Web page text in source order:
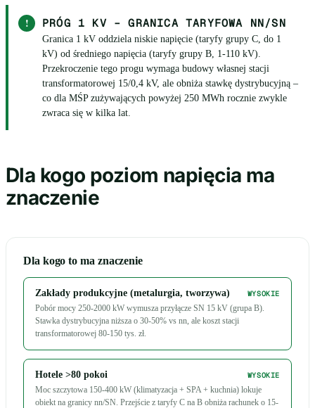
! PRÓG 1 KV – GRANICA TARYFOWA NN/SN
Granica 1 kV oddziela niskie napięcie (taryfy grupy C, do 1
kV) od średniego napięcia (taryfy grupy B, 1-110 kV).
Przekroczenie tego progu wymaga budowy własnej stacji
transformatorowej 15/0,4 kV, ale obniża stawkę dystrybucyjną –
co dla MŚP zużywających powyżej 250 MWh rocznie zwykle
zwraca się w kilka lat.
Dla kogo poziom napięcia ma
znaczenie
Dla kogo to ma znaczenie
Zakłady produkcyjne (metalurgia, tworzywa) WYSOKIE
Pobór mocy 250-2000 kW wymusza przyłącze SN 15 kV (grupa B).
Stawka dystrybucyjna niższa o 30-50% vs nn, ale koszt stacji
transformatorowej 80-150 tys. zł.
Hotele >80 pokoi WYSOKIE
Moc szczytowa 150-400 kW (klimatyzacja + SPA + kuchnia) lokuje
obiekt na granicy nn/SN. Przejście z taryfy C na B obniża rachunek o 15-